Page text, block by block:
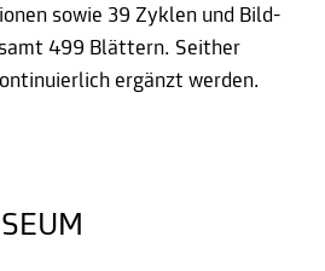
sowie 39 Zyklen und Bild-
499 Blättern. Seither
ergänzt werden.